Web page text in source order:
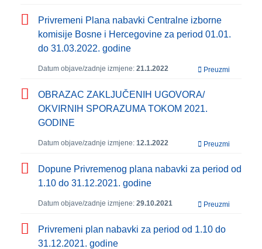
Privremeni Plana nabavki Centralne izborne
komisije Bosne i Hercegovine za period 01.01.
do 31.03.2022. godine
Datum objave/zadnje izmjene: 21.1.2022 Preuzmi
OBRAZAC ZAKLJUČENIH UGOVORA/
OKVIRNIH SPORAZUMA TOKOM 2021.
GODINE
Datum objave/zadnje izmjene: 12.1.2022 Preuzmi
Dopune Privremenog plana nabavki za period od
1.10 do 31.12.2021. godine
Datum objave/zadnje izmjene: 29.10.2021 Preuzmi
Privremeni plan nabavki za period od 1.10 do
31.12.2021. godine